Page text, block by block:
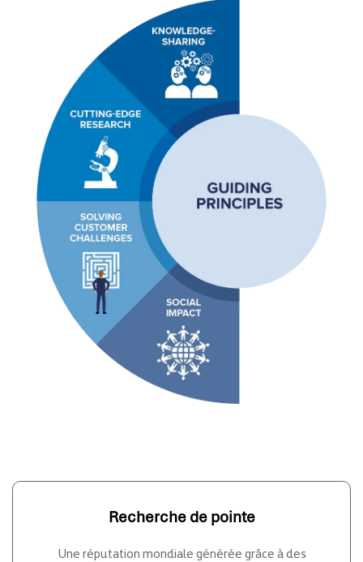
Recherche de pointe
Une réputation mondiale générée grâce à des